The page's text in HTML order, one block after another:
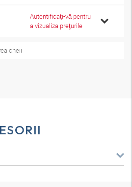
Autentificaţi-vă pentru
a vizualiza preţurile
cheii